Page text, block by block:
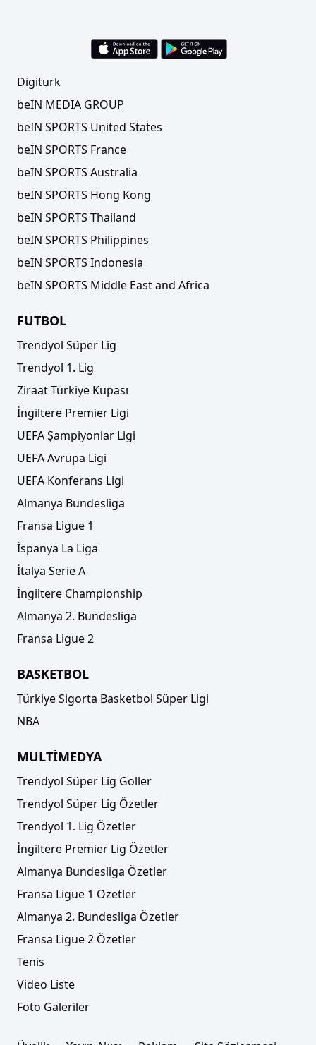
Digiturk
beIN MEDIA GROUP
beIN SPORTS United States
beIN SPORTS France
beIN SPORTS Australia
beIN SPORTS Hong Kong
beIN SPORTS Thailand
beIN SPORTS Philippines
beIN SPORTS Indonesia
beIN SPORTS Middle East and Africa
FUTBOL
Trendyol Süper Lig
Trendyol 1. Lig
Ziraat Türkiye Kupası
İngiltere Premier Ligi
UEFA Şampiyonlar Ligi
UEFA Avrupa Ligi
UEFA Konferans Ligi
Almanya Bundesliga
Fransa Ligue 1
İspanya La Liga
İtalya Serie A
İngiltere Championship
Almanya 2. Bundesliga
Fransa Ligue 2
BASKETBOL
Türkiye Sigorta Basketbol Süper Ligi
NBA
MULTİMEDYA
Trendyol Süper Lig Goller
Trendyol Süper Lig Özetler
Trendyol 1. Lig Özetler
İngiltere Premier Lig Özetler
Almanya Bundesliga Özetler
Fransa Ligue 1 Özetler
Almanya 2. Bundesliga Özetler
Fransa Ligue 2 Özetler
Tenis
Video Liste
Foto Galeriler